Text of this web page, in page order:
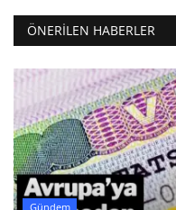
ÖNERILEN HABERLER
Gündem